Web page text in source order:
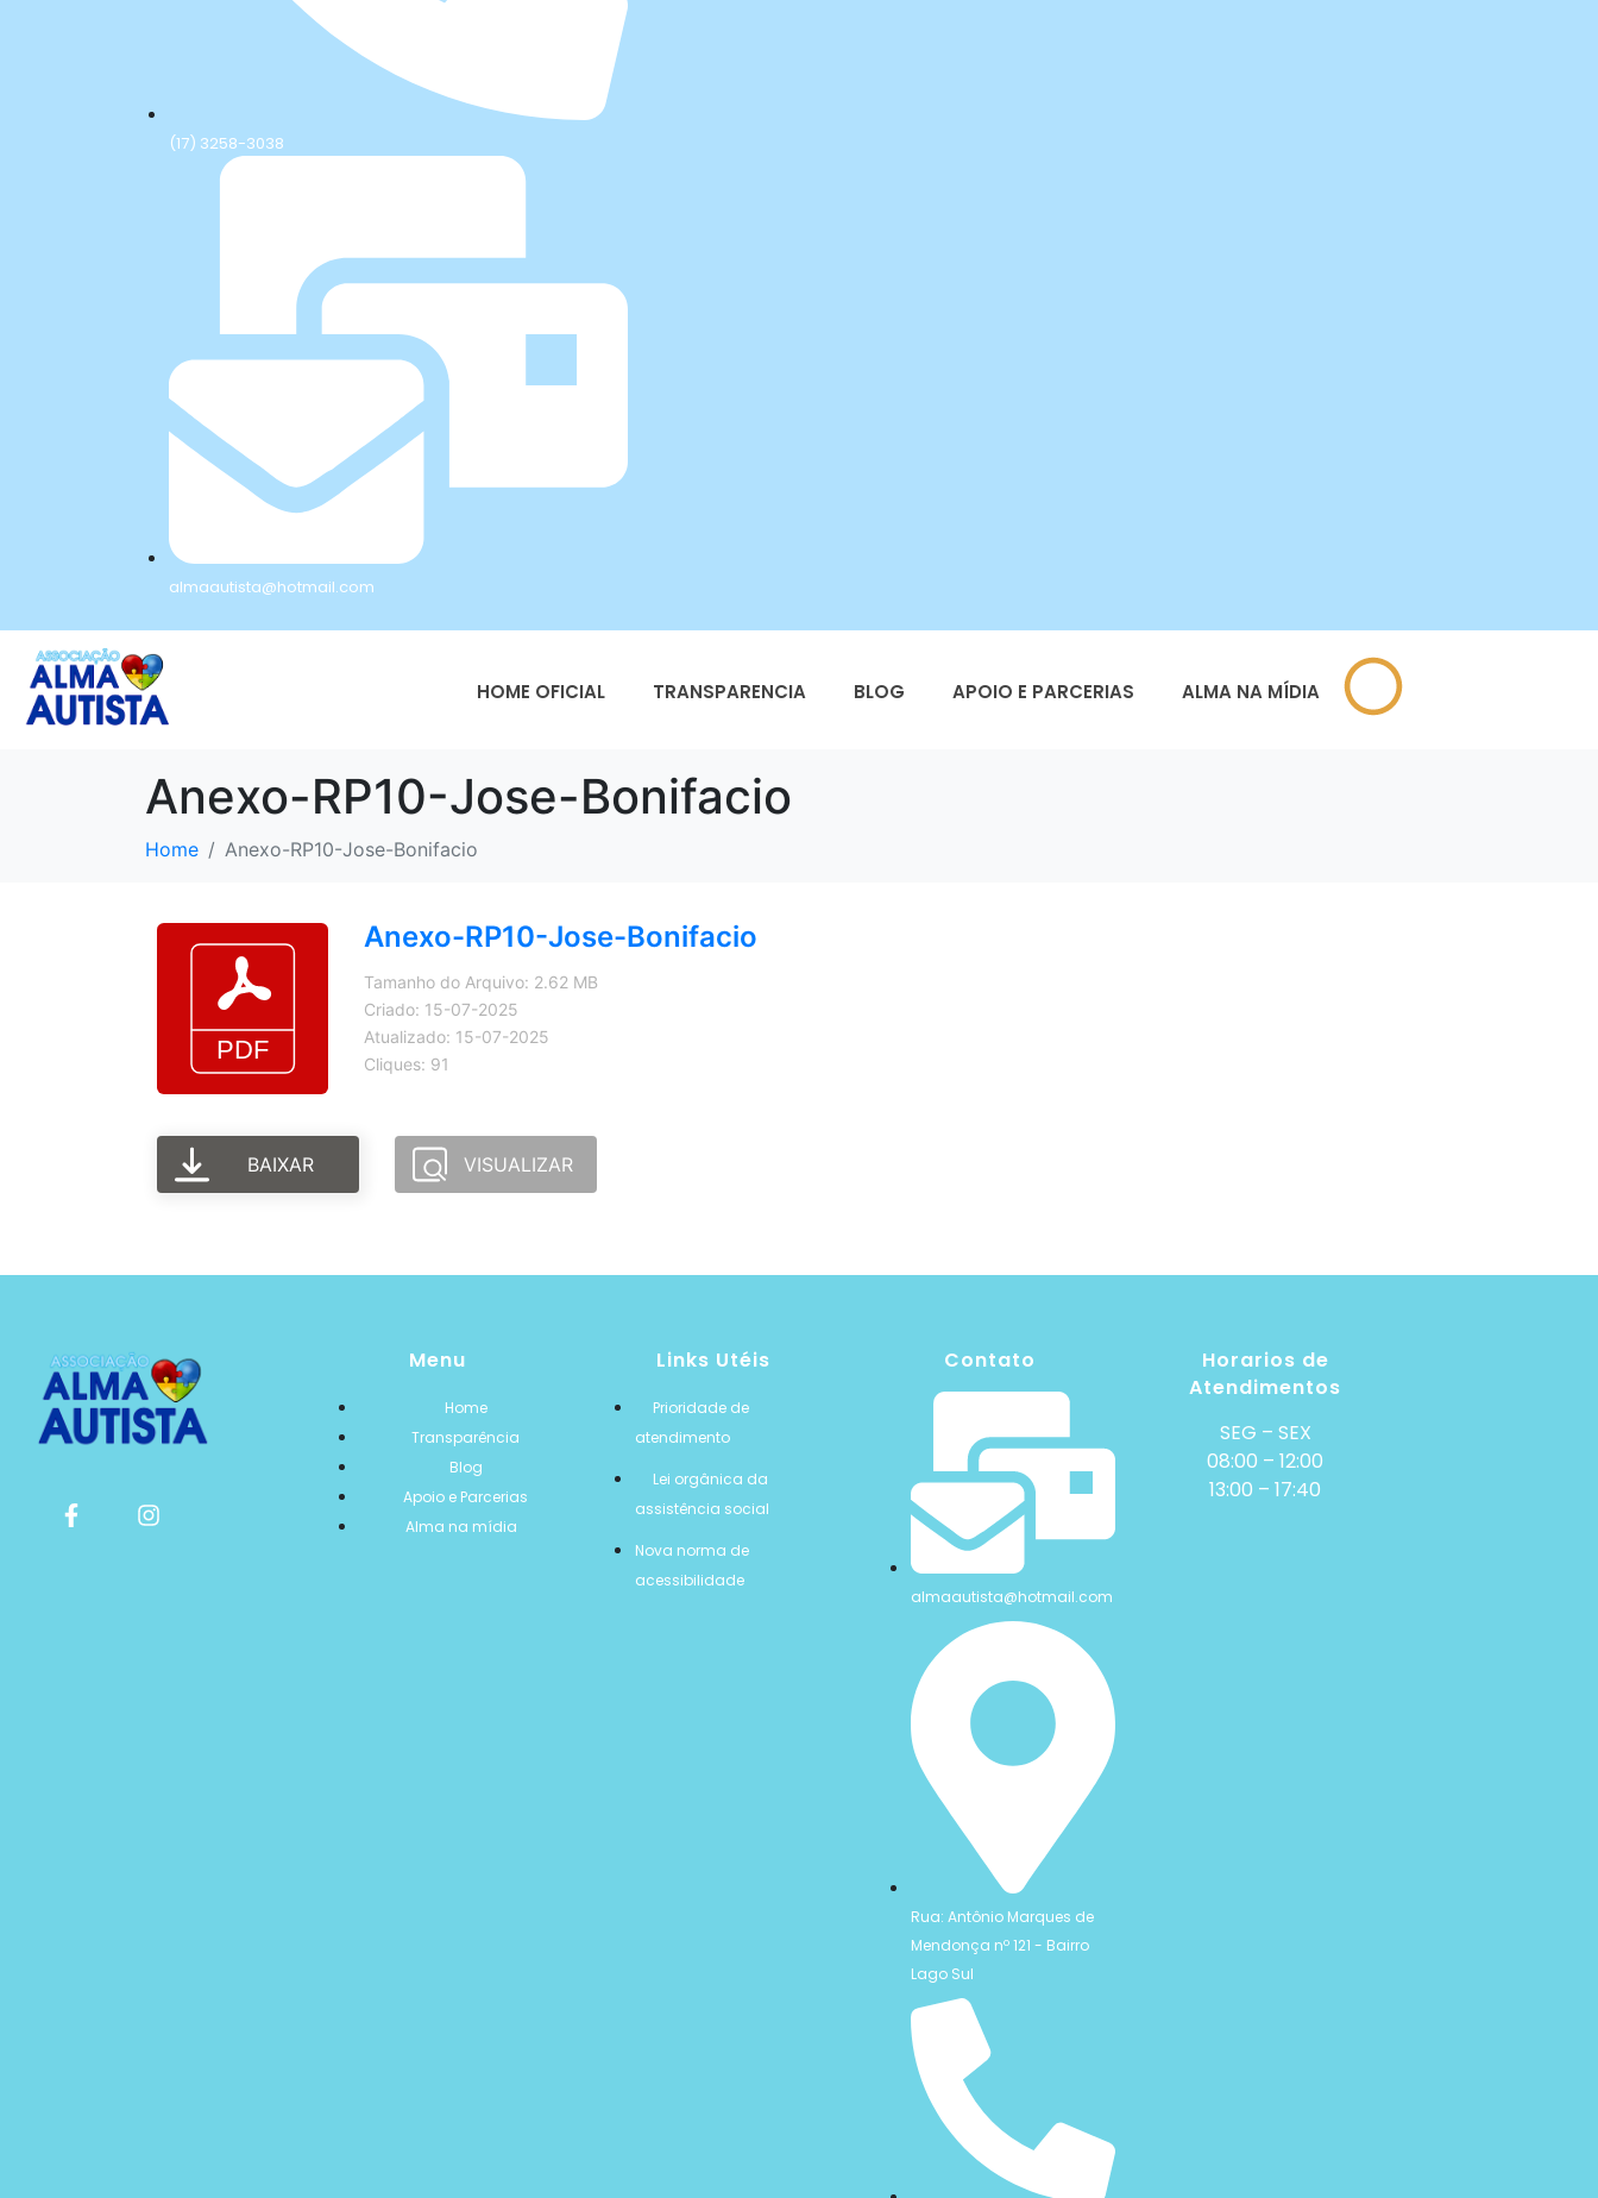
(17) 3258-3038
almaautista@hotmail.com
HOME OFICIAL TRANSPARENCIA BLOG APOIO E PARCERIAS ALMA NA MÍDIA
Anexo-RP10-Jose-Bonifacio
Home Anexo-RP10-Jose-Bonifacio
Anexo-RP10-Jose-Bonifacio
Tamanho do Arquivo: 2.62 MB
Criado: 15-07-2025
Atualizado: 15-07-2025
Cliques: 91
BAIXAR VISUALIZAR
Menu
Home
Transparência
Blog
Apoio e Parcerias
Alma na mídia
Links Utéis
Prioridade de
atendimento
Lei orgânica da
assistência social
Nova norma de
acessibilidade
Contato
almaautista@hotmail.com
Rua: Antônio Marques de
Mendonça nº 121 - Bairro
Lago Sul
Horarios de
Atendimentos
SEG – SEX
08:00 – 12:00
13:00 – 17:40